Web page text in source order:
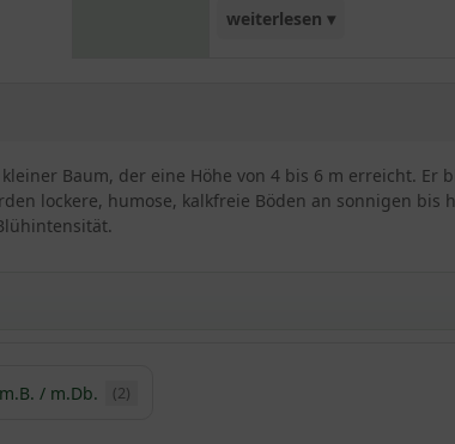
weiterlesen ▾
Baum, der eine Höhe von 4 bis 6 m erreicht. Er
lockere, humose, kalkfreie Böden an sonnigen bis
/ m.Db. (2)